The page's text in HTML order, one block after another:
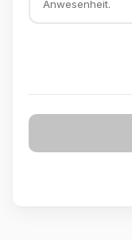
Anwesenheit.